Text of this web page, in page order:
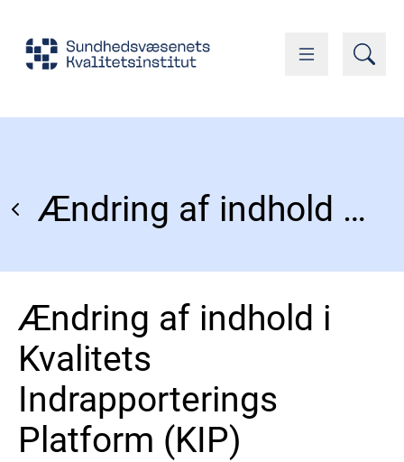
Ændring af indhold i Kvalitets Indrapporterings Platform (KIP)
Ændring af indhold i
Kvalitets
Indrapporterings
Platform (KIP)